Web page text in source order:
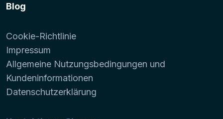
Blog
Cookie-Richtlinie
Impressum
Allgemeine Nutzungsbedingungen und
Kundeninformationen
Datenschutzerklärung